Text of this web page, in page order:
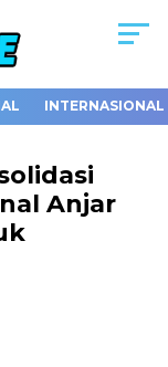
INTERNASIONAL
Anjar